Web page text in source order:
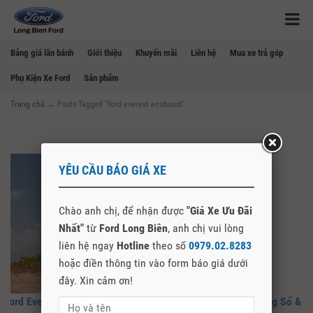
Bảng giá lăn bánh Giới thiệu Khuyến mãi Liên hệ Mua xe trả góp
Phụ Kiện Xe Ford Sản phẩm
Trang chủ → Posts Tagged "ford everest ecoboost"
Ford Everest Platinum 2.3L Máy Xăng Giá Bao Nhiêu? Thông Số &
YÊU CẦU BÁO GIÁ XE
Chào anh chị, để nhận được "Giá Xe Ưu Đãi
Nhất" từ Ford Long Biên, anh chị vui lòng
liên hệ ngay Hotline theo số 0979.02.8283
hoặc điền thông tin vào form báo giá dưới
đây. Xin cảm ơn!